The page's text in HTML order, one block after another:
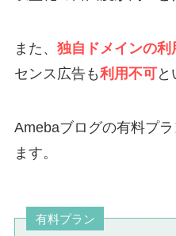
また、 独自ドメインの利
センス広告も利用不可と
Amebaブログの有料プ
ます。
有料プラン